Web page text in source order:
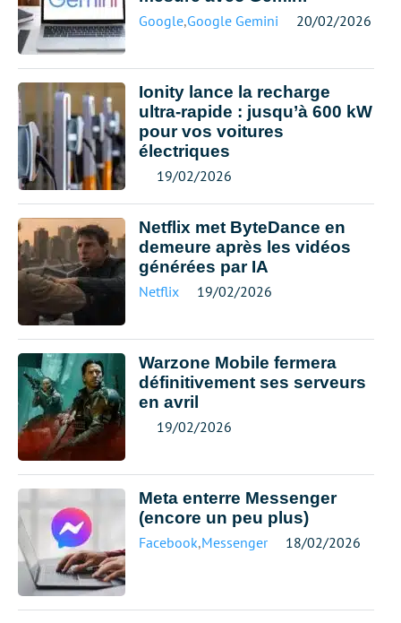
Google,Google Gemini 20/02/2026
Ionity lance la recharge
ultra-rapide : jusqu’à 600 kW
pour vos voitures
électriques
19/02/2026
Netflix met ByteDance en
demeure après les vidéos
générées par IA
Netflix 19/02/2026
Warzone Mobile fermera
définitivement ses serveurs
en avril
19/02/2026
Meta enterre Messenger
(encore un peu plus)
Facebook,Messenger 18/02/2026